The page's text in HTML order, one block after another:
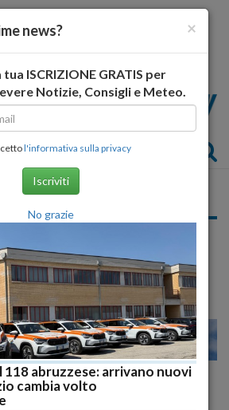
di regione
28 30
×
news?
ISCRIZIONE GRATIS per
Notizie, Consigli e Meteo.
l'informativa sulla privacy
Iscriviti
No grazie
118 abruzzese: arrivano nuovi
cambia volto